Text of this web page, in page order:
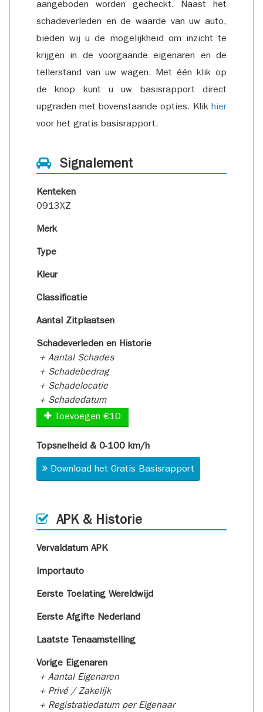
aangeboden worden gecheckt. Naast het
schadeverleden en de waarde van uw auto,
bieden wij u de mogelijkheid om inzicht te
krijgen in de voorgaande eigenaren en de
tellerstand van uw wagen. Met één klik op
de knop kunt u uw basisrapport direct
upgraden met bovenstaande opties. Klik hier
voor het gratis basisrapport.
Signalement
Kenteken
0913XZ
Merk
Type
Kleur
Classificatie
Aantal Zitplaatsen
Schadeverleden en Historie
+ Aantal Schades
+ Schadebedrag
+ Schadelocatie
+ Schadedatum
Toevoegen €10
Topsnelheid & 0-100 km/h
Download het Gratis Basisrapport
APK & Historie
Vervaldatum APK
Importauto
Eerste Toelating Wereldwijd
Eerste Afgifte Nederland
Laatste Tenaamstelling
Vorige Eigenaren
+ Aantal Eigenaren
+ Privé / Zakelijk
+ Registratiedatum per Eigenaar